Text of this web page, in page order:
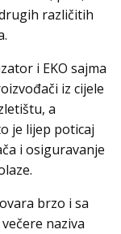
različitih
i EKO sajma
iz cijele
a
je lijep poticaj
i osiguravanje
brzo i sa
naziva